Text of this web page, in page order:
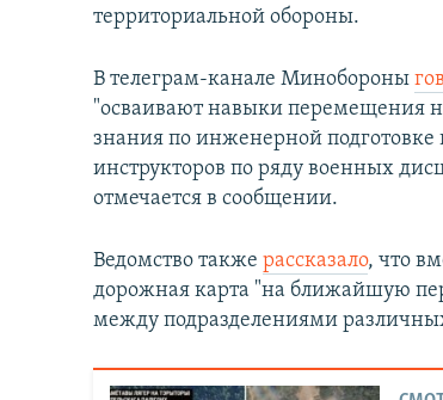
территориальной обороны.
В телеграм-канале Минобороны
"осваивают навыки перемещения
знания по инженерной подготовке
инструкторов по ряду военных
отмечается в сообщении.
Ведомство такжерассказало, что
дорожная карта "на ближайшую
между подразделениями